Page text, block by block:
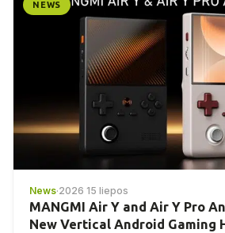
NEWS
News·2026 15 liepos
MANGMI Air Y and Air Y Pro
New Vertical Android Gaming